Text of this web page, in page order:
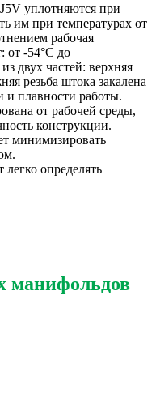
уплотняются при
им при температурах от
рабочая
от -54°C до
двух частей: верхняя
резьба штока закалена
и плавности работы.
от рабочей среды,
конструкции.
минимизировать
легко определять
манифольдов